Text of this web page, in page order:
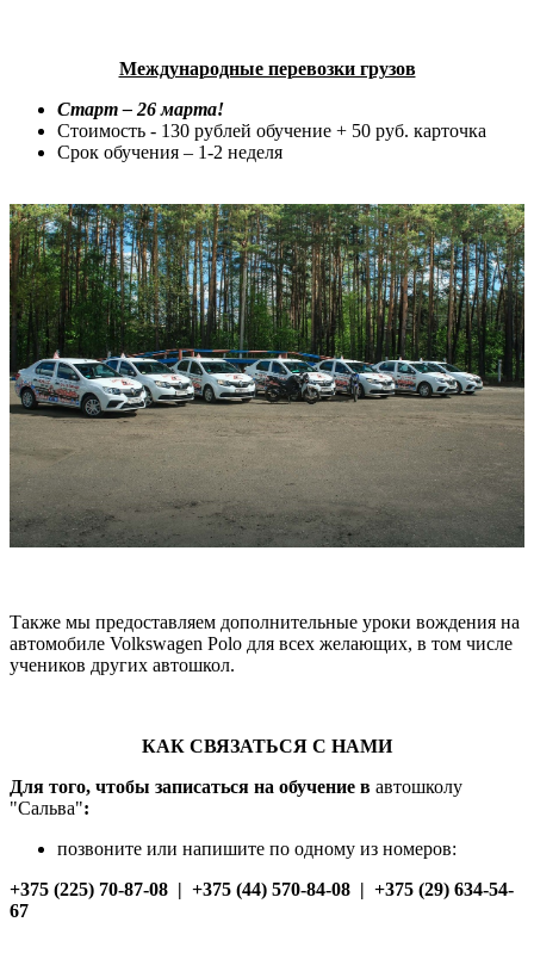
Международные перевозки грузов
Старт – 26 марта!
Стоимость - 130 рублей обучение + 50 руб. карточка
Срок обучения – 1-2 неделя
Также мы предоставляем дополнительные уроки вождения на
автомобиле Volkswagen Polo для всех желающих, в том числе
учеников других автошкол.
КАК СВЯЗАТЬСЯ С НАМИ
Для того, чтобы записаться на обучение в автошколу
"Сальва":
позвоните или напишите по одному из номеров:
+375 (225) 70-87-08 | +375 (44) 570-84-08 | +375 (29) 634-54-
67